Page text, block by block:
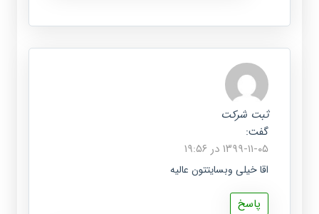
ثبت شرکت
گفت:
۱۳۹۹-۱۱-۰۵ در ۱۹:۵۶
اقا خیلی وبسایتتون عالیه
پاسخ